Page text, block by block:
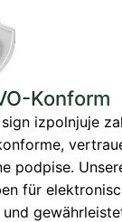
Konform
izpolnjuje
podpise.
für
und